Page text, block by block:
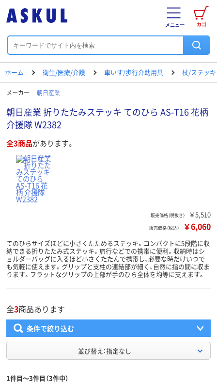
カゴ
メニュー
ホーム 衛生/医療/介護 車いす/歩行介助用具 杖/ステッキ
メーカー 朝日産業
朝日産業 折りたたみステッキ てのひら AS-T16 花柄
介援隊 W2382
全3商品があります。
販売価格（税抜き） ￥5,510
販売価格（税込） ￥6,060
てのひらサイズほどに小さくたためるステッキ。コンパクトに5段階に収
納できる折りたたみ式ステッキ。旅行などでの携帯に便利。収納時はシ
ョルダーバッグに入るほど小さくたたんで携帯し、必要な時だけいつで
も気軽に使えます。グリップと支柱の連結部が細く、自然に指の間に収ま
ります。フラットなグリップの上部が手のひら全体を均等に支えます。
全3商品あります
条件で絞り込む
並び替え：指定なし
1件目～3件目（3件中）